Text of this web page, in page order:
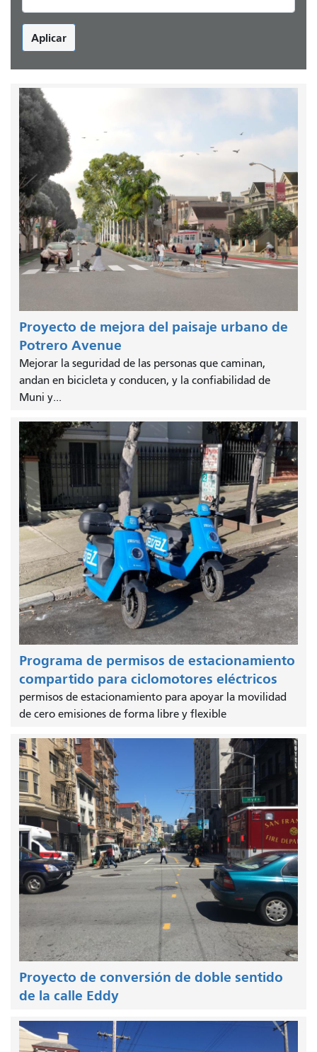
Aplicar
Proyecto de mejora del paisaje urbano de
Potrero Avenue
Mejorar la seguridad de las personas que caminan,
andan en bicicleta y conducen, y la confiabilidad de
Muni y...
Programa de permisos de estacionamiento
compartido para ciclomotores eléctricos
permisos de estacionamiento para apoyar la movilidad
de cero emisiones de forma libre y flexible
Proyecto de conversión de doble sentido
de la calle Eddy